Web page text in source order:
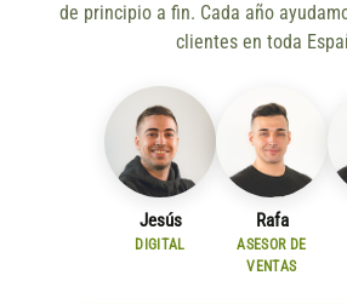
de principio a fin. Cada año
clientes en toda
Jesús
DIGITAL
Rafa
ASESOR DE
VENTAS